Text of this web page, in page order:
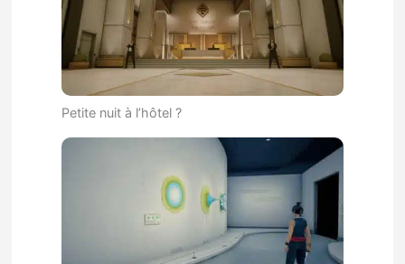
Petite nuit à l’hôtel ?